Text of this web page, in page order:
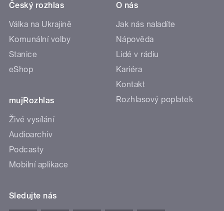
Český rozhlas
Válka na Ukrajině
Komunální volby
Stanice
eShop
mujRozhlas
Živé vysílání
Audioarchiv
Podcasty
Mobilní aplikace
O nás
Jak nás naladíte
Nápověda
Lidé v rádiu
Kariéra
Kontakt
Rozhlasový poplatek
Sledujte nás